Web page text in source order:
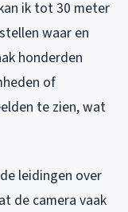
ik tot 30 meter
waar en
honderden
of
te zien, wat
leidingen over
de camera vaak